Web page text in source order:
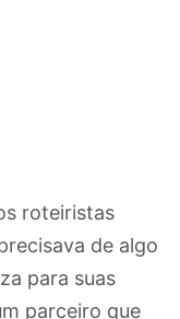
roteiristas
de algo
para suas
parceiro que